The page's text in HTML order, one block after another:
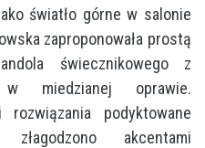
światło górne w salonie
zaproponowała prostą
świecznikowego z
w miedzianej oprawie.
podyktowane
złagodzono akcentami